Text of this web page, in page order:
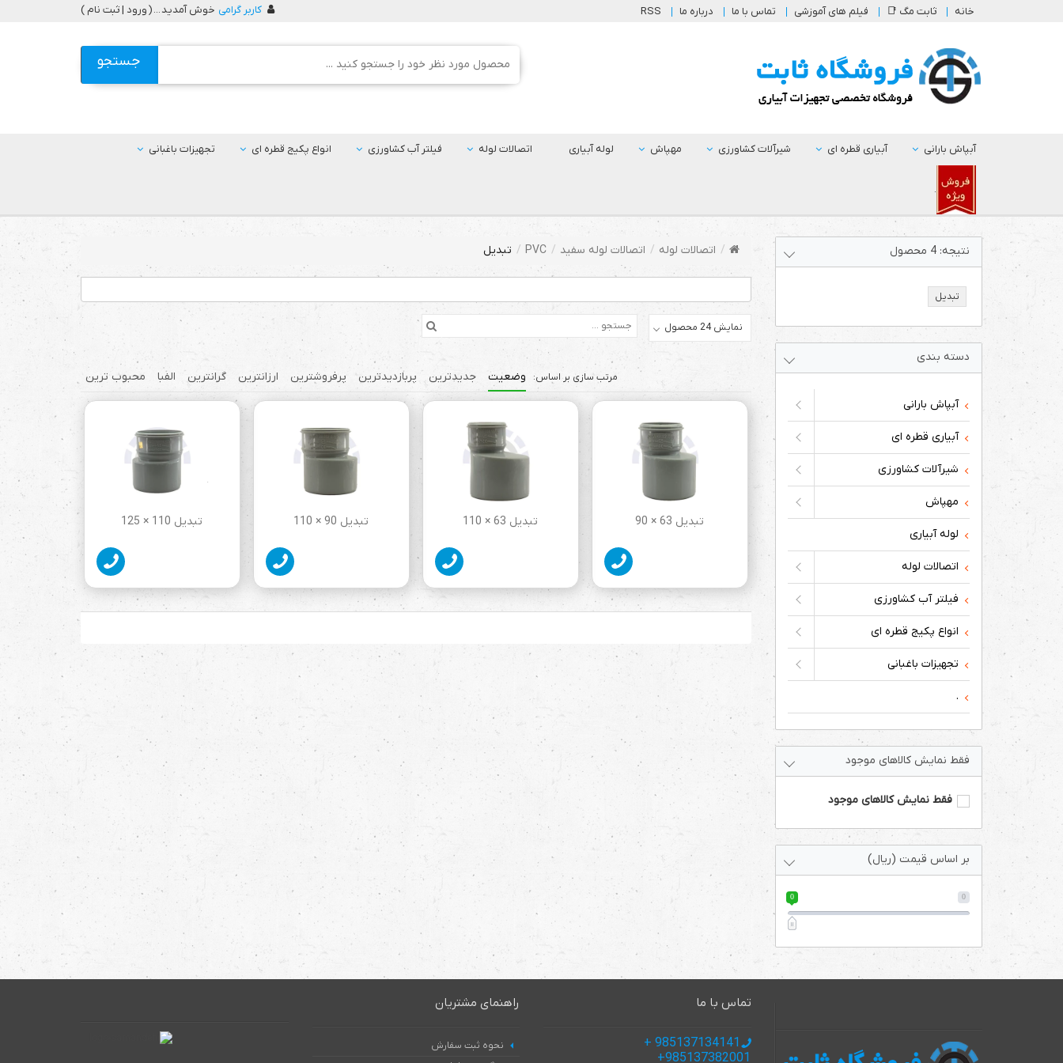
خانه ثابت مگ 📑 فیلم های آموزشی تماس با ما درباره ما RSS کاربر گرامی خوش آمدید ... (ورود | ثبت نام )
جستجو
آبپاش بارانی آبیاری قطره ای شیرآلات کشاورزی مهپاش لوله آبیاری اتصالات لوله فیلتر آب کشاورزی انواع پکیج قطره ای تجهیزات باغبانی
.
اتصالات لوله اتصالات لوله سفید PVC تبدیل
نمایش 24 محصول
وضعیت جدیدترین پربازدیدترین پرفروشترین ارزانترین گرانترین الفبا محبوب ترین
تبدیل 63 × 90 تبدیل 63 × 110 تبدیل 90 × 110 تبدیل 110 × 125
نتیجه: 4 محصول
تبدیل
دسته بندی
آبپاش بارانی
آبیاری قطره ای
شیرآلات کشاورزی
مهپاش
لوله آبیاری
اتصالات لوله
فیلتر آب کشاورزی
انواع پکیج قطره ای
تجهیزات باغبانی
.
فقط نمایش کالاهای موجود
فقط نمایش کالاهای موجود
بر اساس قیمت (ریال)
0
0
تماس با ما راهنمای مشتریان
نحوه ثبت سفارش